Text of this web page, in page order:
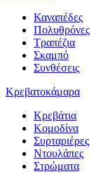
Καναπέδες
Πολυθρόνες
Τραπέζια
Σκαμπό
Συνθέσεις
Κρεβατοκάμαρα
Κρεβάτια
Κομοδίνα
Συρταριέρες
Ντουλάπες
Στρώματα